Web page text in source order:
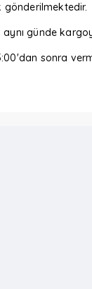
gönderilmektedir.
günde
sonra